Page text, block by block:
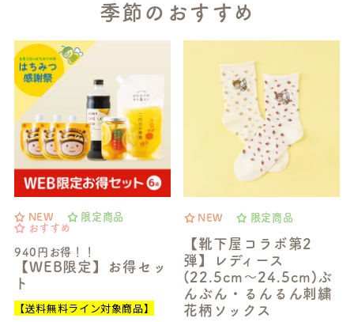
季節のおすすめ
NEW
限定商品
おすすめ
940円お得！！
【WEB限定】お得セッ
ト
【送料無料ライン対象商品】
NEW 限定商品
【靴下屋コラボ第2
弾】レディース
(22.5cm～24.5cm)ぶ
んぶん・るんるん刺繍
花柄ソックス